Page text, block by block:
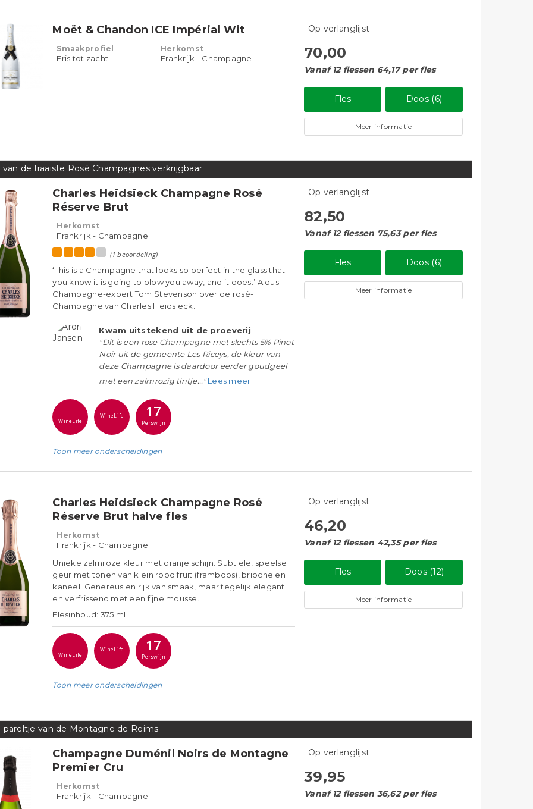
Moët & Chandon ICE Impérial Wit
Smaakprofiel
Fris tot zacht
Herkomst
Frankrijk - Champagne
Op verlanglijst
70,00
Vanaf 12 flessen 64,17 per fles
Fles Doos (6)
Meer informatie
van de fraaiste Rosé Champagnes verkrijgbaar
Charles Heidsieck Champagne Rosé
Réserve Brut
Herkomst
Frankrijk - Champagne
(1 beoordeling)
‘This is a Champagne that looks so perfect in the glass that
you know it is going to blow you away, and it does.’ Aldus
Champagne-expert Tom Stevenson over de rosé-
Champagne van Charles Heidsieck.
Kwam uitstekend uit de proeverij
"Dit is een rose Champagne met slechts 5% Pinot
Noir uit de gemeente Les Riceys, de kleur van
deze Champagne is daardoor eerder goudgeel
met een zalmrozig tintje..." Lees meer
WineLife
WineLife 17
Perswijn
Toon meeronderscheidingen
Op verlanglijst
82,50
Vanaf 12 flessen 75,63 per fles
Fles Doos (6)
Meer informatie
Charles Heidsieck Champagne Rosé
Réserve Brut halve fles
Herkomst
Frankrijk - Champagne
Unieke zalmroze kleur met oranje schijn. Subtiele, speelse
geur met tonen van klein rood fruit (framboos), brioche en
kaneel. Genereus en rijk van smaak, maar tegelijk elegant
en verfrissend met een fijne mousse.
Flesinhoud: 375 ml
WineLife
WineLife 17
Perswijn
Toon meeronderscheidingen
Op verlanglijst
46,20
Vanaf 12 flessen 42,35 per fles
Fles Doos (12)
Meer informatie
pareltje van de Montagne de Reims
Champagne Duménil Noirs de Montagne
Premier Cru
Herkomst
Frankrijk - Champagne
Op verlanglijst
39,95
Vanaf 12 flessen 36,62 per fles